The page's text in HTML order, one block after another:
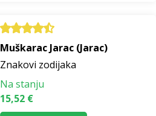
Muškarac Jarac (Jarac)
Znakovi zodijaka
Na stanju
15,52 €